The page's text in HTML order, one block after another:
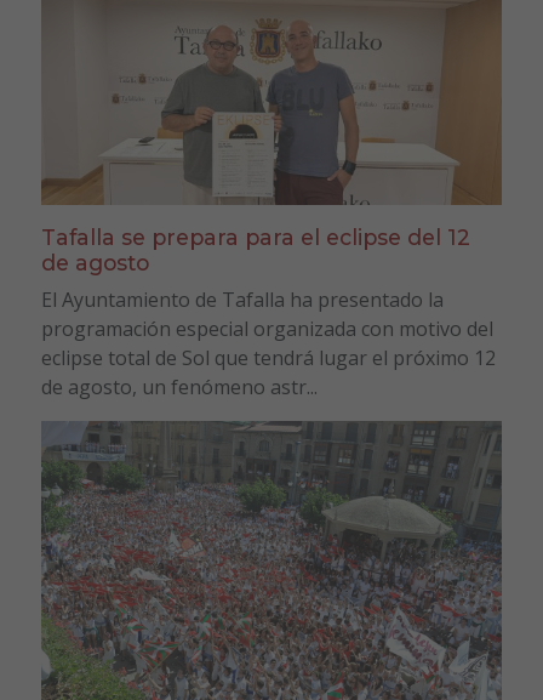
Tafalla se prepara para el eclipse del 12
de agosto
El Ayuntamiento de Tafalla ha presentado la
programación especial organizada con motivo del
eclipse total de Sol que tendrá lugar el próximo 12
de agosto, un fenómeno astr...